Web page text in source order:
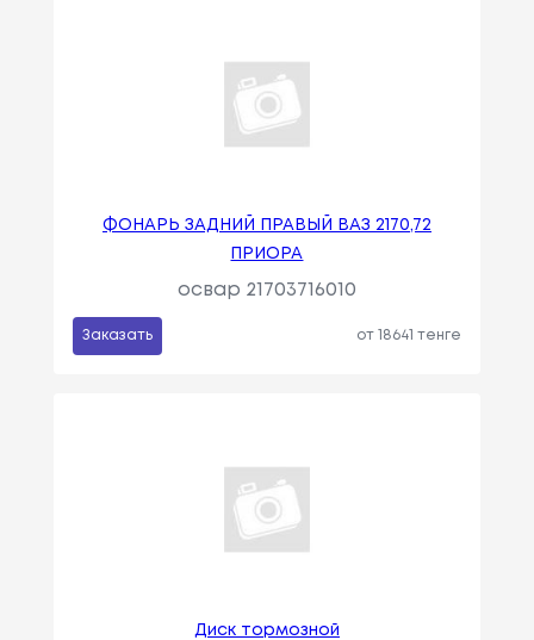
ФОНАРЬ ЗАДНИЙ ПРАВЫЙ ВАЗ 2170,72
ПРИОРА
освар 21703716010
Заказать от 18641 тенге
Диск тормозной